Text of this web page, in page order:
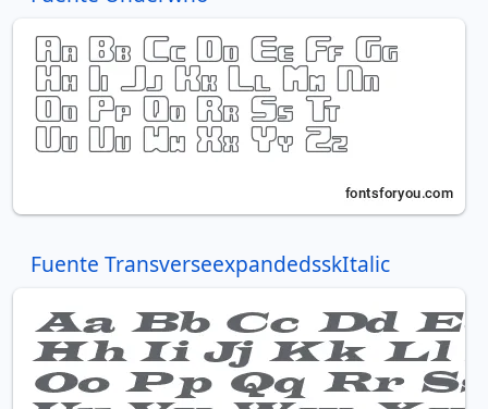
Fuente TransverseexpandedsskItalic